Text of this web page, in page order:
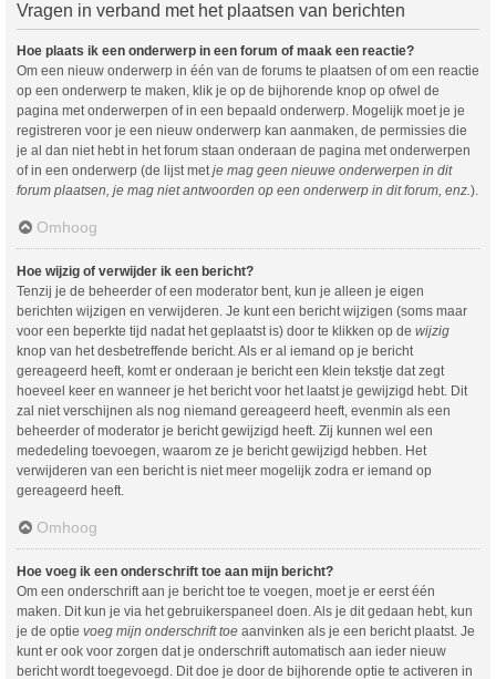
Vragen in verband met het plaatsen van berichten
Hoe plaats ik een onderwerp in een forum of maak een reactie?
Om een nieuw onderwerp in één van de forums te plaatsen of om een reactie
op een onderwerp te maken, klik je op de bijhorende knop op ofwel de
pagina met onderwerpen of in een bepaald onderwerp. Mogelijk moet je je
registreren voor je een nieuw onderwerp kan aanmaken, de permissies die
je al dan niet hebt in het forum staan onderaan de pagina met onderwerpen
of in een onderwerp (de lijst metje mag geen nieuwe onderwerpen in dit
forum plaatsen, je mag niet antwoorden op een onderwerp in dit forum, enz.).
Omhoog
Hoe wijzig of verwijder ik een bericht?
Tenzij je de beheerder of een moderator bent, kun je alleen je eigen
berichten wijzigen en verwijderen. Je kunt een bericht wijzigen (soms maar
voor een beperkte tijd nadat het geplaatst is) door te klikken op de wijzig
knop van het desbetreffende bericht. Als er al iemand op je bericht
gereageerd heeft, komt er onderaan je bericht een klein tekstje dat zegt
hoeveel keer en wanneer je het bericht voor het laatst je gewijzigd hebt. Dit
zal niet verschijnen als nog niemand gereageerd heeft, evenmin als een
beheerder of moderator je bericht gewijzigd heeft. Zij kunnen wel een
mededeling toevoegen, waarom ze je bericht gewijzigd hebben. Het
verwijderen van een bericht is niet meer mogelijk zodra er iemand op
gereageerd heeft.
Omhoog
Hoe voeg ik een onderschrift toe aan mijn bericht?
Om een onderschrift aan je bericht toe te voegen, moet je er eerst één
maken. Dit kun je via het gebruikerspaneel doen. Als je dit gedaan hebt, kun
je de optie voeg mijn onderschrift toe aanvinken als je een bericht plaatst. Je
kunt er ook voor zorgen dat je onderschrift automatisch aan ieder nieuw
bericht wordt toegevoegd. Dit doe je door de bijhorende optie te activeren in